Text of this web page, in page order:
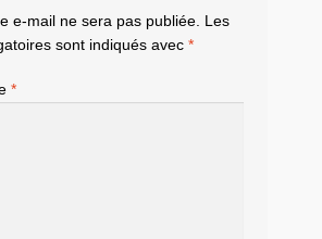
e-mail ne sera pas publiée. Les
sont indiqués avec *
*